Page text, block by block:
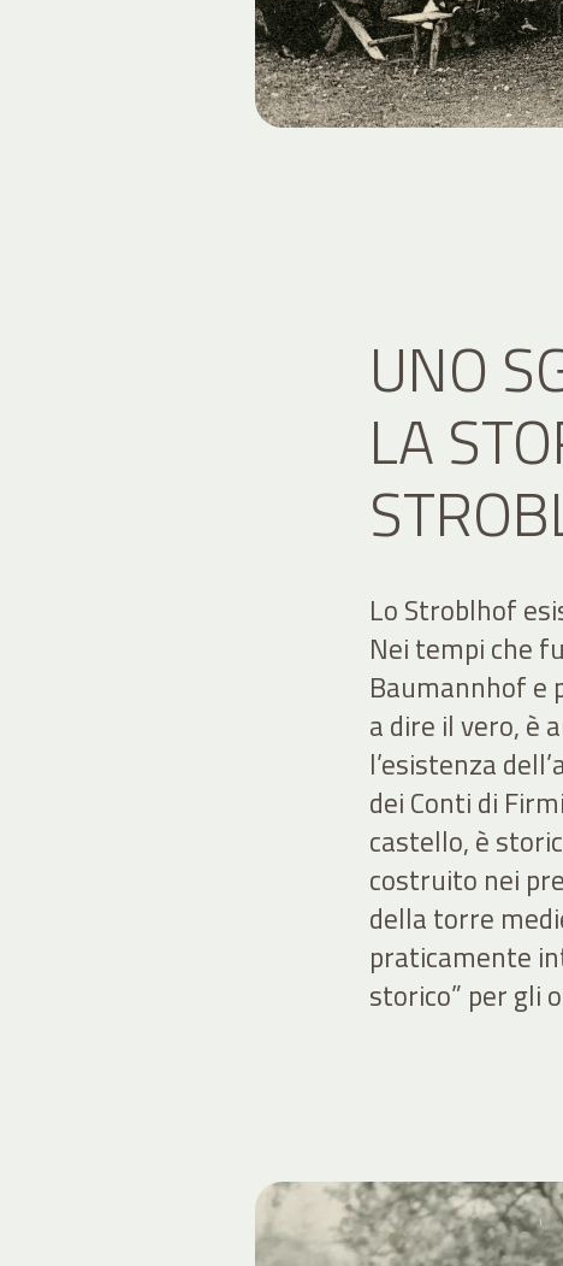
UNO
LA
Lo Stroblhof
Nei tempi che
Baumannhof e
a dire il vero, è
l’esistenza
dei Conti di
castello, è
costruito nei
della torre
praticamente
storico” per gli